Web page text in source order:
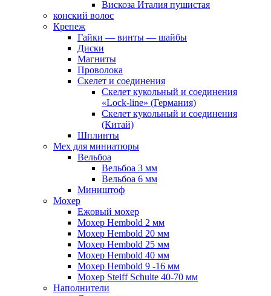
Вискоза Италия пушистая
конский волос
Крепеж
Гайки — винты — шайбы
Диски
Магниты
Проволока
Скелет и соединения
Скелет кукольный и соединения
«Lock-line» (Германия)
Скелет кукольный и соединения
(Китай)
Шплинты
Мех для миниатюры
Вельбоа
Вельбоа 3 мм
Вельбоа 6 мм
Миништоф
Мохер
Ежовый мохер
Мохер Hembold 2 мм
Мохер Hembold 20 мм
Мохер Hembold 25 мм
Мохер Hembold 40 мм
Мохер Hembold 9 -16 мм
Мохер Steiff Schulte 40-70 мм
Наполнители